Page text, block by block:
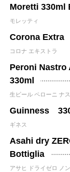
Moretti 330ml
モレッティ
Corona
コロナ エキストラ
Peroni
330ml
生ビール ペローニ ナ
Guinness
ギネス
Asahi dry
Bottiglia
アサヒ ドライゼロ ノ